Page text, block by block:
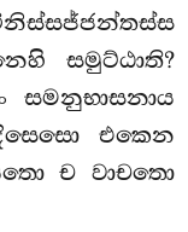
සමුට්ඨාති?
සමනුභාසනාය
එකෙන
ච වාචතො